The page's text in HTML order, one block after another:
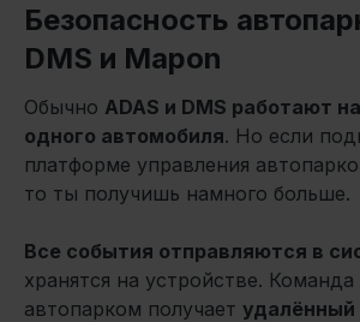
Безопасность
DMS и Mapon
Обычно ADAS и DMS работают
одного автомобиля. Но если
платформе управления
то ты получишь намного больше.
Все события отправляются в
хранятся на устройстве.
автопарком получает удалённый